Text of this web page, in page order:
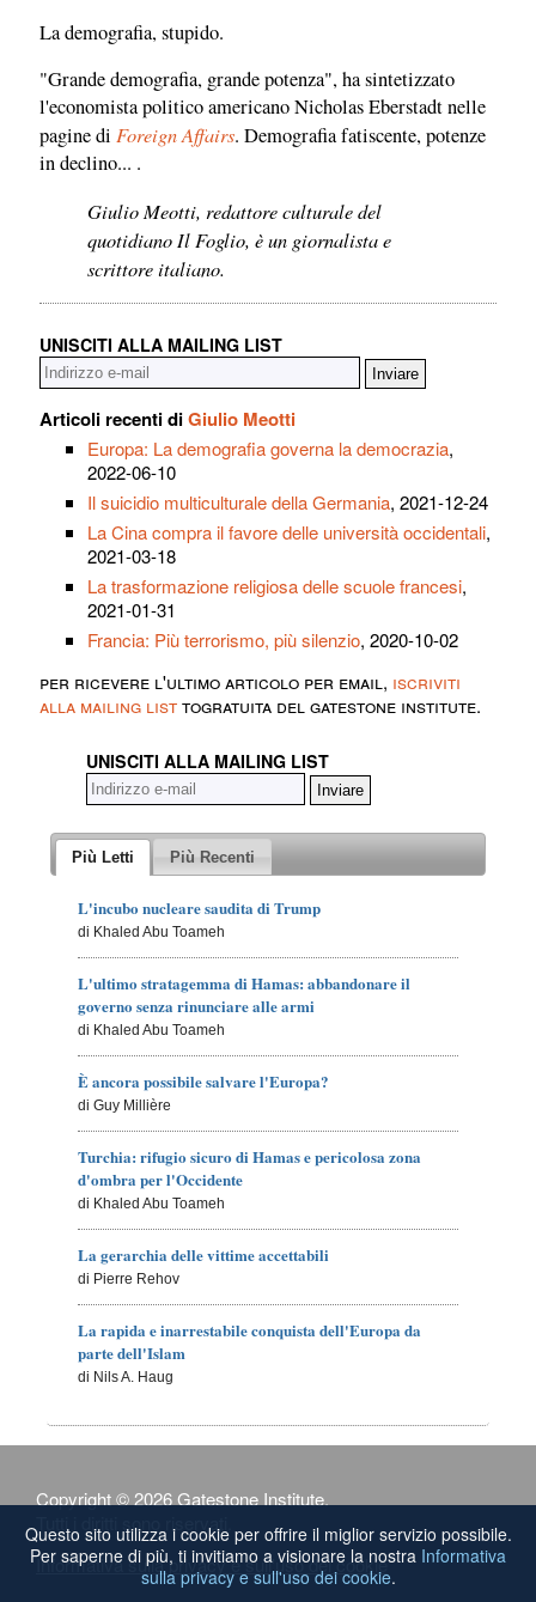
La demografia, stupido.
"Grande demografia, grande potenza", ha sintetizzato
l'economista politico americano Nicholas Eberstadt nelle
pagine di Foreign Affairs. Demografia fatiscente, potenze
in declino... .
Giulio Meotti, redattore culturale del
quotidiano Il Foglio, è un giornalista e
scrittore italiano.
UNISCITI ALLA MAILING LIST
Articoli recenti diGiulio Meotti
Europa: La demografia governa la democrazia,
2022-06-10
Il suicidio multiculturale della Germania, 2021-12-24
La Cina compra il favore delle università occidentali,
2021-03-18
La trasformazione religiosa delle scuole francesi,
2021-01-31
Francia: Più terrorismo, più silenzio, 2020-10-02
per ricevere l'ultimo articolo per email, iscriviti
alla mailing listtogratuita del gatestone institute.
UNISCITI ALLA MAILING LIST
Più Letti Più Recenti
L'incubo nucleare saudita di Trump
di Khaled Abu Toameh
L'ultimo stratagemma di Hamas: abbandonare il
governo senza rinunciare alle armi
di Khaled Abu Toameh
È ancora possibile salvare l'Europa?
di Guy Millière
Turchia: rifugio sicuro di Hamas e pericolosa zona
d'ombra per l'Occidente
di Khaled Abu Toameh
La gerarchia delle vittime accettabili
di Pierre Rehov
La rapida e inarrestabile conquista dell'Europa da
parte dell'Islam
di Nils A. Haug
Copyright © 2026 Gatestone Institute.
Tutti i diritti sono riservati.
Informativa sulla privacy e sull'uso dei cookie
Questo sito utilizza i cookie per offrire il miglior servizio possibile.
Per saperne di più, ti invitiamo a visionare la nostra Informativa
sulla privacy e sull'uso dei cookie.